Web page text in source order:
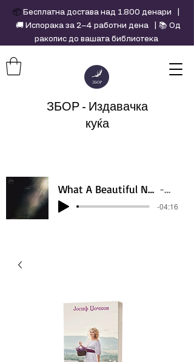
ЗБОР - Издавачка
куќа
What A Beautiful Name - Hillsong - Violin cover by Daniel Jang Artist
-04:16
📦 Бесплатна достава над 1.800 денари |
🚚 Испорака за 2–4 работни дена | 📚 Од
ракопис до вашата библиотека